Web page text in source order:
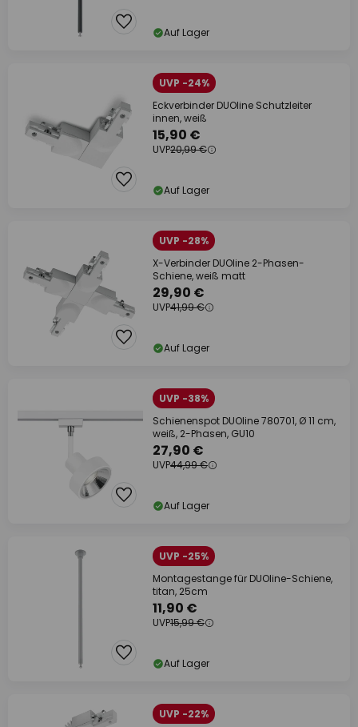
Auf Lager
UVP -24%
Eckverbinder DUOline Schutzleiter
innen, weiß
15,90 €
UVP20,99 €
Auf Lager
UVP -28%
X-Verbinder DUOline 2-Phasen-
Schiene, weiß matt
29,90 €
UVP41,99 €
Auf Lager
UVP -38%
Schienenspot DUOline 780701, Ø 11 cm,
weiß, 2-Phasen, GU10
27,90 €
UVP44,99 €
Auf Lager
UVP -25%
Montagestange für DUOline-Schiene,
titan, 25cm
11,90 €
UVP15,99 €
Auf Lager
UVP -22%